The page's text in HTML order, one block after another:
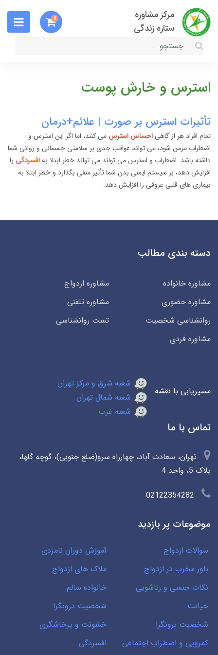
مرکز مشاوره
ستاره زندگی
0
استرس و خارش پوست
تأثیرات استرس بر صورت | علائم+درمان
تمام افراد هر از گاهیاحساس استرس می کنند، اما اگر این استرس و
اضطراب مزمن شود، می تواند عواقب جدی بر سلامتی جسمانی و روانی شما
داشته باشد. اضطراب و استرس می تواند می تواند خطر ابتلا بهافسردگی را
افزایش دهد، بر سیستم ایمنی بدن شما تأثیر منفی بگذارد و خطر ابتلا به
بیماری های قلبی عروقی را افزایش دهد.
دسته بندی مطالب
مشاوره خانواده
مشاوره ازدواج
مشاوره حضوری
مشاوره تلفنی
روانشناسی شخصیت
تست روانشناسی
مشاوره فردی
مسیریابی با نقشه
شعبه شرق و مرکز تهران
شعبه شمال تهران
شعبه غرب
تماس با ما
تهران، سعادت آباد، چهارراه سرو(ضلع جنوبی)، گوچه گلها،
پلاک 5، واحد 4
02122354282
موضوعات پر بازدید
سوالات ازدواج
آموزش دوران نامزدی
باور مخرب در ازدواج
ملاک های ازدواج
نکات جنسی و زناشویی
خانواده سالم
خیانت
شخصیت درونگرا
شخصیت برونگرا
خشونت و پرخاشگری
کمرویی و اضطراب اجتماعی
افسردگی